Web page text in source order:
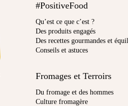
#PositiveFood
Qu’est ce que c’est ?
Des produits engagés
Des recettes gourmandes et
Conseils et astuces
Fromages et Terroirs
Du fromage et des hommes
Culture fromagère